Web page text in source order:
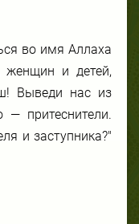
во имя Аллаха
женщин и детей,
Выведи нас из
— притеснители.
и заступника?"